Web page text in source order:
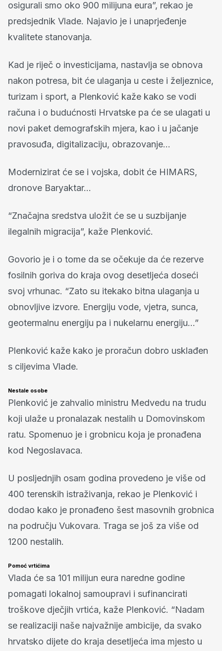
osigurali smo oko 900 milijuna eura”, rekao je
predsjednik Vlade. Najavio je i unaprjeđenje
kvalitete stanovanja.
Kad je riječ o investicijama, nastavlja se obnova
nakon potresa, bit će ulaganja u ceste i željeznice,
turizam i sport, a Plenković kaže kako se vodi
računa i o budućnosti Hrvatske pa će se ulagati u
novi paket demografskih mjera, kao i u jačanje
pravosuđa, digitalizaciju, obrazovanje…
Modernizirat će se i vojska, dobit će HIMARS,
dronove Baryaktar…
“Značajna sredstva uložit će se u suzbijanje
ilegalnih migracija”, kaže Plenković.
Govorio je i o tome da se očekuje da će rezerve
fosilnih goriva do kraja ovog desetljeća doseći
svoj vrhunac. “Zato su itekako bitna ulaganja u
obnovljive izvore. Energiju vode, vjetra, sunca,
geotermalnu energiju pa i nukelarnu energiju…”
Plenković kaže kako je proračun dobro usklađen
s ciljevima Vlade.
Nestale osobe
Plenković je zahvalio ministru Medvedu na trudu
koji ulaže u pronalazak nestalih u Domovinskom
ratu. Spomenuo je i grobnicu koja je pronađena
kod Negoslavaca.
U posljednjih osam godina provedeno je više od
400 terenskih istraživanja, rekao je Plenković i
dodao kako je pronađeno šest masovnih grobnica
na području Vukovara. Traga se još za više od
1200 nestalih.
Pomoć vrtićima
Vlada će sa 101 milijun eura naredne godine
pomagati lokalnoj samoupravi i sufinancirati
troškove dječjih vrtića, kaže Plenković. “Nadam
se realizaciji naše najvažnije ambicije, da svako
hrvatsko dijete do kraja desetljeća ima mjesto u